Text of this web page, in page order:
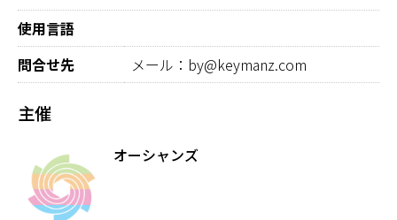
使用言語
問合せ先
メール：by@keymanz.com
主催
オーシャンズ